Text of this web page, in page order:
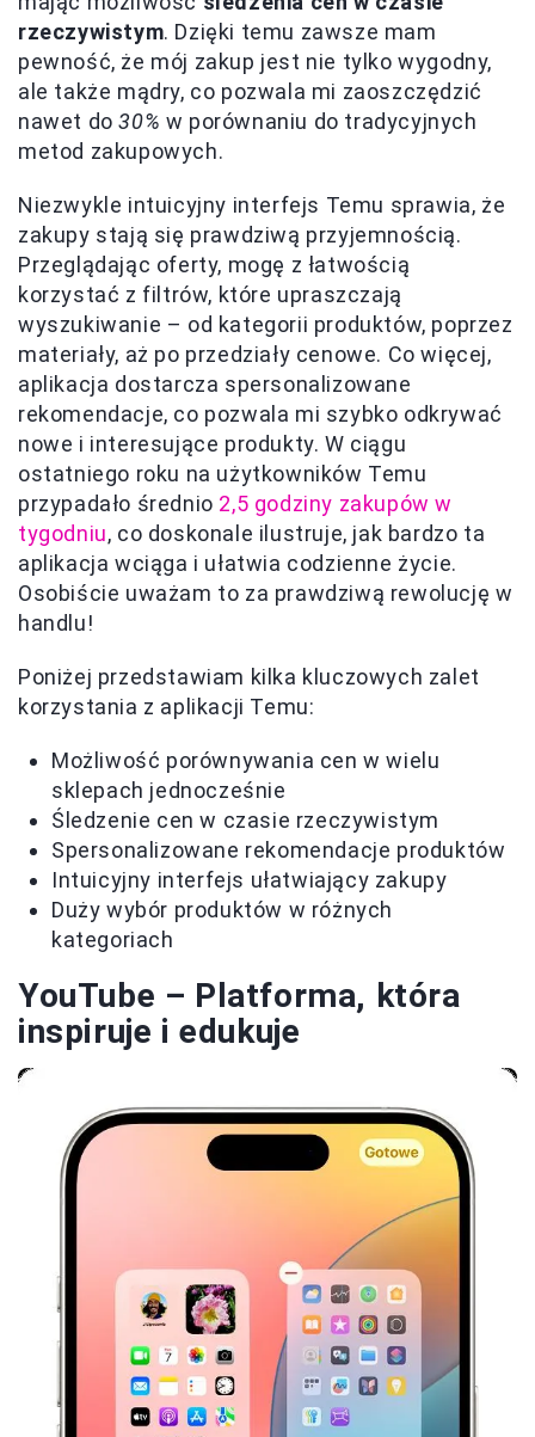
rzeczywistym. Dzięki temu zawsze mam
pewność, że mój zakup jest nie tylko wygodny,
ale także mądry, co pozwala mi zaoszczędzić
nawet do30% w porównaniu do tradycyjnych
metod zakupowych.
Niezwykle intuicyjny interfejs Temu sprawia, że
zakupy stają się prawdziwą przyjemnością.
Przeglądając oferty, mogę z łatwością
korzystać z filtrów, które upraszczają
wyszukiwanie – od kategorii produktów, poprzez
materiały, aż po przedziały cenowe. Co więcej,
aplikacja dostarcza spersonalizowane
rekomendacje, co pozwala mi szybko odkrywać
nowe i interesujące produkty. W ciągu
ostatniego roku na użytkowników Temu
przypadało średnio 2,5 godziny zakupów w
tygodniu, co doskonale ilustruje, jak bardzo ta
aplikacja wciąga i ułatwia codzienne życie.
Osobiście uważam to za prawdziwą rewolucję w
handlu!
Poniżej przedstawiam kilka kluczowych zalet
korzystania z aplikacji Temu:
Możliwość porównywania cen w wielu
sklepach jednocześnie
Śledzenie cen w czasie rzeczywistym
Spersonalizowane rekomendacje produktów
Intuicyjny interfejs ułatwiający zakupy
Duży wybór produktów w różnych
kategoriach
YouTube – Platforma, która
inspiruje i edukuje